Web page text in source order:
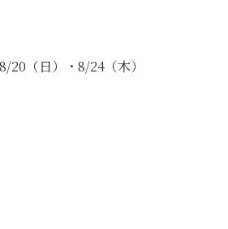
（日）・8/24（木）